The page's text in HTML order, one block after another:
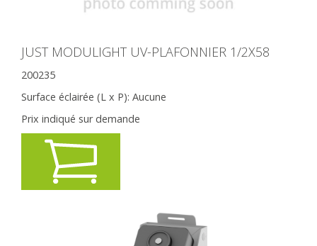
JUST MODULIGHT UV-PLAFONNIER 1/2X58
200235
Surface éclairée (L x P): Aucune
Prix indiqué sur demande